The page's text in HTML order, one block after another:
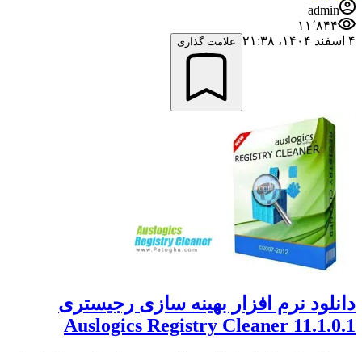
admin
۱۱٬۸۴۴
۴ اسفند ۱۴۰۴،‏ ۲۱:۳۸
علامت گذاری
دانلود نرم افزار بهینه سازی رجیستری
Auslogics Registry Cleaner 11.1.0.1